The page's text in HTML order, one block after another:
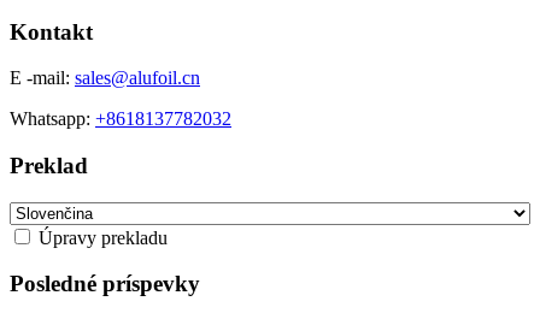
Kontakt
E -mail: sales@alufoil.cn
Whatsapp: +8618137782032
Preklad
Úpravy prekladu
Posledné príspevky